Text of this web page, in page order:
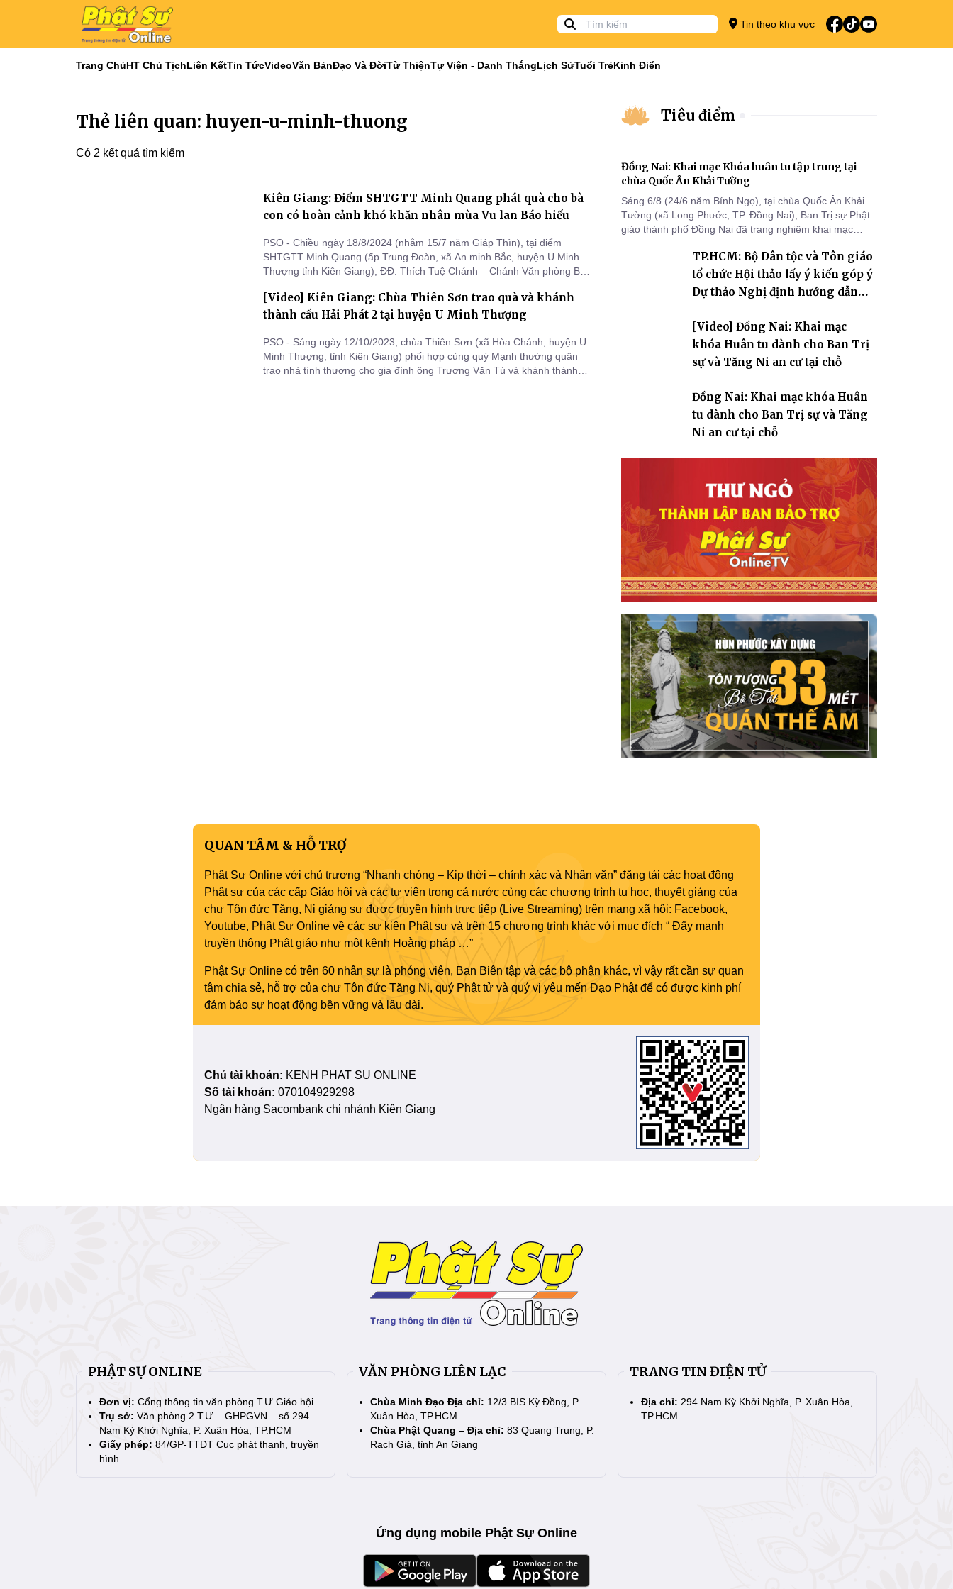
Tin theo khu vực
Trang ChủHT Chủ TịchLiên KếtTin TứcVideoVăn BảnĐạo Và ĐờiTừ ThiệnTự Viện - Danh ThắngLịch SửTuổi TrẻKinh Điển
Thẻ liên quan: huyen-u-minh-thuong
Có 2 kết quả tìm kiếm
Kiên Giang: Điểm SHTGTT Minh Quang phát quà cho bà
con có hoàn cảnh khó khăn nhân mùa Vu lan Báo hiếu
PSO - Chiều ngày 18/8/2024 (nhằm 15/7 năm Giáp Thìn), tại điểm
SHTGTT Minh Quang (ấp Trung Đoàn, xã An minh Bắc, huyện U Minh
Thượng tỉnh Kiên Giang), ĐĐ. Thích Tuệ Chánh – Chánh Văn phòng Ban
Quang cùng quý mạnh thường quân tổ chức phát 150 phần quà cho bà
con có hoàn cảnh khó khăn
[Video] Kiên Giang: Chùa Thiên Sơn trao quà và khánh
thành cầu Hải Phát 2 tại huyện U Minh Thượng
PSO - Sáng ngày 12/10/2023, chùa Thiên Sơn (xã Hòa Chánh, huyện U
Minh Thượng, tỉnh Kiên Giang) phối hợp cùng quý Mạnh thường quân
trao nhà tình thương cho gia đình ông Trương Văn Tú và khánh thành
Tiêu điểm
Đồng Nai: Khai mạc Khóa huân tu tập trung tại
chùa Quốc Ân Khải Tường
Sáng 6/8 (24/6 năm Bính Ngọ), tại chùa Quốc Ân Khải
Tường (xã Long Phước, TP. Đồng Nai), Ban Trị sự Phật
giáo thành phố Đồng Nai đã trang nghiêm khai mạc
2570 dành cho chư Tăng hành giả an cư tại chỗ khu vực
VII, VIII và trường hạ chùa Quốc Ân Khải Tường.
TP.HCM: Bộ Dân tộc và Tôn giáo
tổ chức Hội thảo lấy ý kiến góp ý
Dự thảo Nghị định hướng dẫn
giáo
[Video] Đồng Nai: Khai mạc
khóa Huân tu dành cho Ban Trị
sự và Tăng Ni an cư tại chỗ
Đồng Nai: Khai mạc khóa Huân
tu dành cho Ban Trị sự và Tăng
Ni an cư tại chỗ
QUAN TÂM & HỖ TRỢ
Phật Sự Online với chủ trương “Nhanh chóng – Kịp thời – chính xác và Nhân văn” đăng tải các hoạt động
Phật sự của các cấp Giáo hội và các tự viện trong cả nước cùng các chương trình tu học, thuyết giảng của
chư Tôn đức Tăng, Ni giảng sư được truyền hình trực tiếp (Live Streaming) trên mạng xã hội: Facebook,
Youtube, Phật Sự Online về các sự kiện Phật sự và trên 15 chương trình khác với mục đích “ Đẩy mạnh
truyền thông Phật giáo như một kênh Hoằng pháp …”
Phật Sự Online có trên 60 nhân sự là phóng viên, Ban Biên tập và các bộ phận khác, vì vậy rất cần sự quan
tâm chia sẻ, hỗ trợ của chư Tôn đức Tăng Ni, quý Phật tử và quý vị yêu mến Đạo Phật để có được kinh phí
đảm bảo sự hoạt động bền vững và lâu dài.
Chủ tài khoản: KENH PHAT SU ONLINE
Số tài khoản: 070104929298
Ngân hàng Sacombank chi nhánh Kiên Giang
PHẬT SỰ ONLINE
Đơn vị: Cổng thông tin văn phòng T.Ư Giáo hội
Trụ sở: Văn phòng 2 T.Ư – GHPGVN – số 294
Nam Kỳ Khởi Nghĩa, P. Xuân Hòa, TP.HCM
Giấy phép: 84/GP-TTĐT Cục phát thanh, truyền
hình
VĂN PHÒNG LIÊN LẠC
Chùa Minh Đạo Địa chỉ: 12/3 BIS Kỳ Đồng, P.
Xuân Hòa, TP.HCM
Chùa Phật Quang – Địa chỉ: 83 Quang Trung, P.
Rạch Giá, tỉnh An Giang
TRANG TIN ĐIỆN TỬ
Địa chỉ: 294 Nam Kỳ Khởi Nghĩa, P. Xuân Hòa,
TP.HCM
Ứng dụng mobile Phật Sự Online